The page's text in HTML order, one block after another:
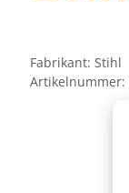
Fabrikant: Stihl
Artikelnummer: